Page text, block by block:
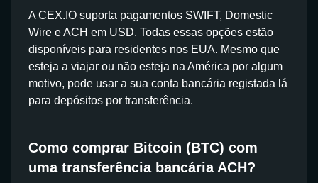
A CEX.IO suporta pagamentos SWIFT, Domestic
Wire e ACH em USD. Todas essas opções estão
disponíveis para residentes nos EUA. Mesmo que
esteja a viajar ou não esteja na América por algum
motivo, pode usar a sua conta bancária registada lá
para depósitos por transferência.
Como comprar Bitcoin (BTC) com
uma transferência bancária ACH?